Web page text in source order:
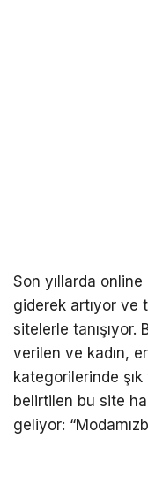
Son yıllarda online
giderek artıyor ve
sitelerle tanışıyor.
verilen ve kadın,
kategorilerinde
belirtilen bu site
geliyor: